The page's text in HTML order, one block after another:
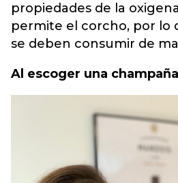
propiedades de la
permite el corcho, por lo
se deben consumir de
Al escoger una champaña